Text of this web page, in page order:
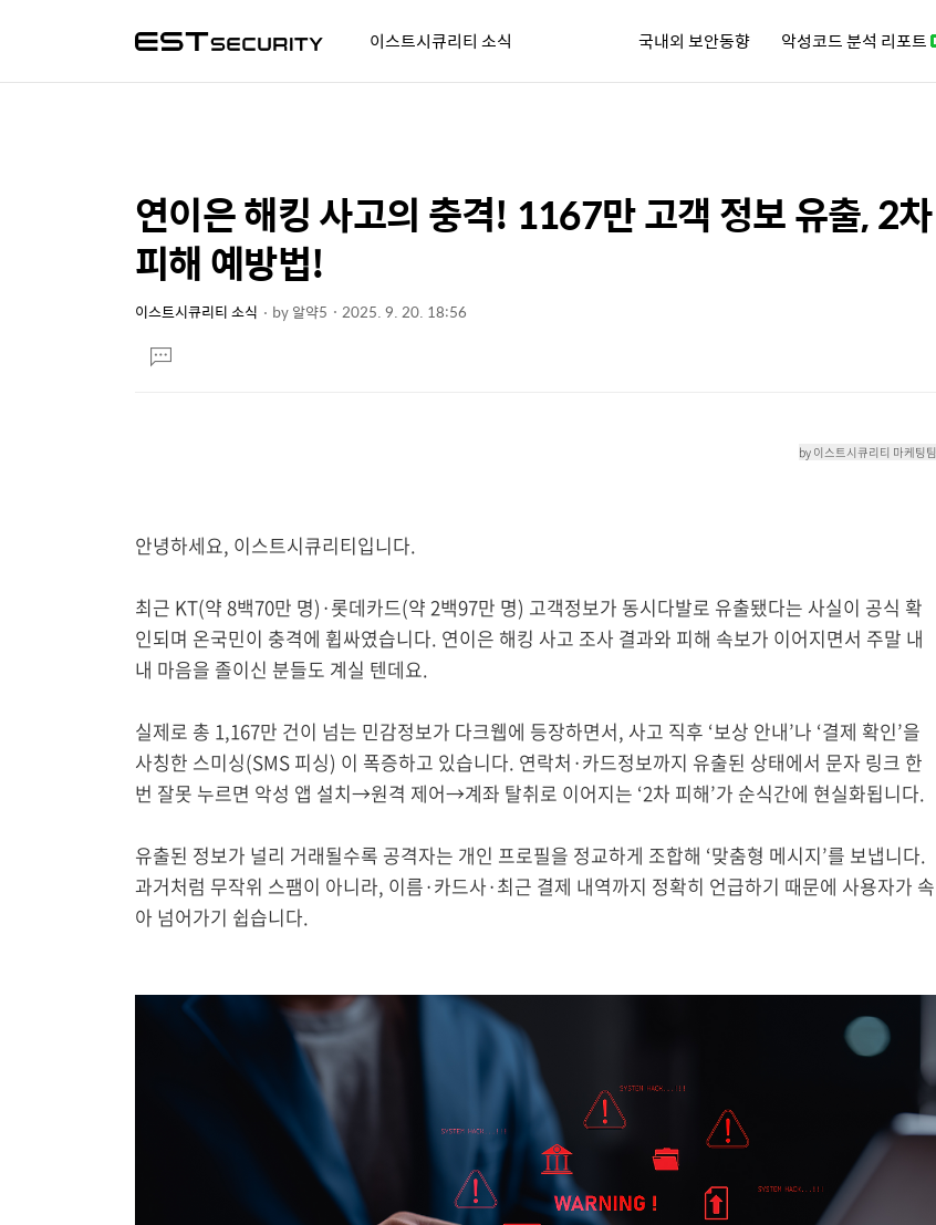
이스트시큐리티 소식 국내외 보안동향 악성코드 분석 리포트
상
세
컨
텐
본
문
제
연이은 해킹 사고의 충격! 1167만 고객 정보 유출, 2차
피해 예방법!
이스트시큐리티 소식 by알약5 2025. 9. 20. 18:56
문댓
글
by 이스트시큐리티 마케팅팀
안녕하세요, 이스트시큐리티입니다.
최근 KT(약 8백70만 명)·롯데카드(약 2백97만 명) 고객정보가 동시다발로 유출됐다는 사실이 공식 확
인되며 온국민이 충격에 휩싸였습니다. 연이은 해킹 사고 조사 결과와 피해 속보가 이어지면서 주말 내
내 마음을 졸이신 분들도 계실 텐데요.
실제로 총 1,167만 건이 넘는 민감정보가 다크웹에 등장하면서, 사고 직후 ‘보상 안내’나 ‘결제 확인’을
사칭한 스미싱(SMS 피싱) 이 폭증하고 있습니다. 연락처·카드정보까지 유출된 상태에서 문자 링크 한
번 잘못 누르면 악성 앱 설치→원격 제어→계좌 탈취로 이어지는 ‘2차 피해’가 순식간에 현실화됩니다.
유출된 정보가 널리 거래될수록 공격자는 개인 프로필을 정교하게 조합해 ‘맞춤형 메시지’를 보냅니다.
과거처럼 무작위 스팸이 아니라, 이름·카드사·최근 결제 내역까지 정확히 언급하기 때문에 사용자가 속
아 넘어가기 쉽습니다.